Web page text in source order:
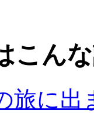
こん
旅に出